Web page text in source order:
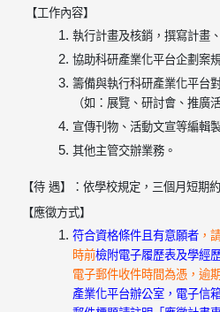
【工作內容】
執行計畫及核銷，撰寫計畫
協助科研產業化平台企劃案
籌備與執行科研產業化平台
（如：展覽、研討會、推廣
宣傳刊物、活動文宣等編輯
其他主管交辦業務。
【待 遇】：依學校規定，三個月短期
【應徵方式】
符合資格條件且有意願者 ，
時前檢附電子履歷表及學經
電子郵件收件時間為憑，逾
產業化平台辦公室，電子信